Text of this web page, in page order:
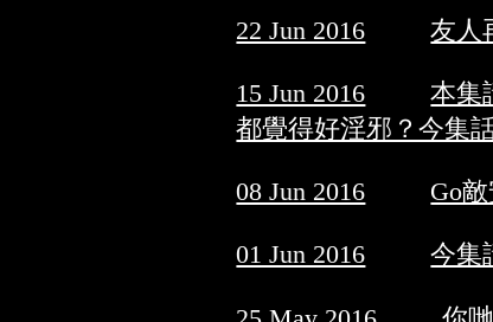
22 Jun 2016 友人
15 Jun 2016
本集
都覺得好淫邪？今集
08 Jun 2016 Go
01 Jun 2016 今集